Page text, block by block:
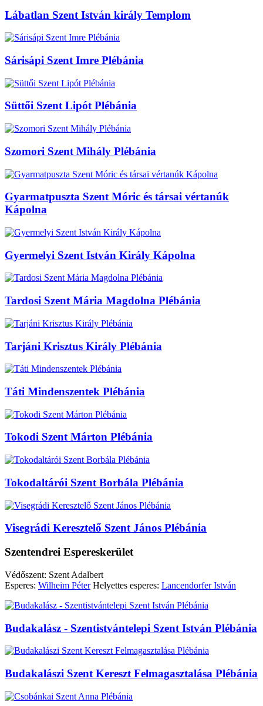
Lábatlan Szent István király Templom
Sárisápi Szent Imre Plébánia
Süttői Szent Lipót Plébánia
Szomori Szent Mihály Plébánia
Gyarmatpuszta Szent Móric és társai vértanúk
Kápolna
Gyermelyi Szent István Király Kápolna
Tardosi Szent Mária Magdolna Plébánia
Tarjáni Krisztus Király Plébánia
Táti Mindenszentek Plébánia
Tokodi Szent Márton Plébánia
Tokodaltárói Szent Borbála Plébánia
Visegrádi Keresztelő Szent János Plébánia
Szentendrei Espereskerület
Védőszent: Szent Adalbert
Esperes: Wilheim PéterHelyettes esperes: Lancendorfer István
Budakalász - Szentistvántelepi Szent István Plébánia
Budakalászi Szent Kereszt Felmagasztalása Plébánia